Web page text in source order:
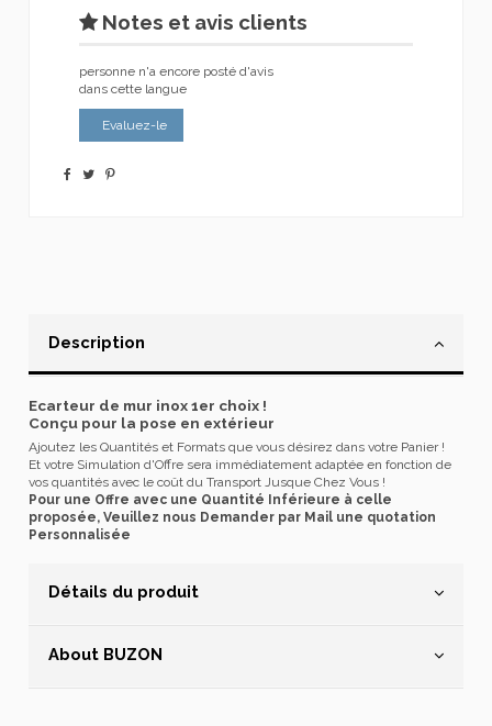
Notes et avis clients
personne n'a encore posté d'avis
dans cette langue
Evaluez-le
Description
Ecarteur de mur inox 1er choix !
Conçu pour la pose en extérieur
Ajoutez les Quantités et Formats que vous désirez dans votre Panier !
Et votre Simulation d'Offre sera immédiatement adaptée en fonction de
vos quantités avec le coût du Transport Jusque Chez Vous !
Pour une Offre avec une Quantité Inférieure à celle
proposée, Veuillez nous Demander par Mail une quotation
Personnalisée
Détails du produit
About BUZON